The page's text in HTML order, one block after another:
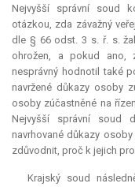
Nejvyšší správní soud
otázkou, zda závažný
dle § 66 odst. 3 s. ř. s.
ohrožen, a pokud ano,
nesprávný hodnotil také
navržené důkazy osoby
osoby zúčastněné na
Nejvyšší správní soud
navrhované důkazy
zdůvodnit, proč k jejich
Krajský soud